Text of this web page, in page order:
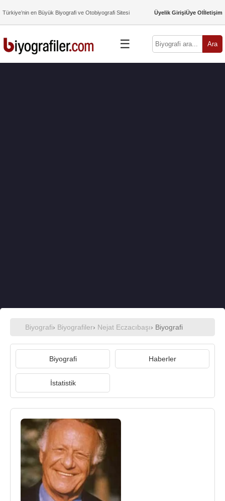
Türkiye’nin en Büyük Biyografi ve Otobiyografi Sitesi Üyelik GirişiÜye Olİletişim
☰ Ara
Biyografi› Biyografiler› Nejat Eczacıbaşı› Biyografi
Biyografi Haberler
İstatistik